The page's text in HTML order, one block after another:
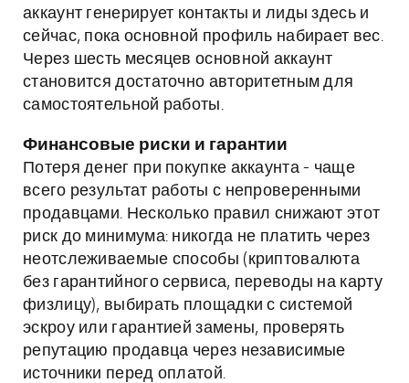
аккаунт генерирует контакты и лиды здесь и
сейчас, пока основной профиль набирает вес.
Через шесть месяцев основной аккаунт
становится достаточно авторитетным для
самостоятельной работы.
Финансовые риски и гарантии
Потеря денег при покупке аккаунта - чаще
всего результат работы с непроверенными
продавцами. Несколько правил снижают этот
риск до минимума: никогда не платить через
неотслеживаемые способы (криптовалюта
без гарантийного сервиса, переводы на карту
физлицу), выбирать площадки с системой
эскроу или гарантией замены, проверять
репутацию продавца через независимые
источники перед оплатой.